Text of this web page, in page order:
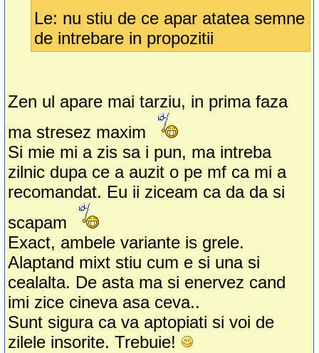
Le: nu stiu de ce apar atatea semne
de intrebare in propozitii
Zen ul apare mai tarziu, in prima faza
ma stresez maxim
Si mie mi a zis sa i pun, ma intreba
zilnic dupa ce a auzit o pe mf ca mi a
recomandat. Eu ii ziceam ca da da si
scapam
Exact, ambele variante is grele.
Alaptand mixt stiu cum e si una si
cealalta. De asta ma si enervez cand
imi zice cineva asa ceva..
Sunt sigura ca va aptopiati si voi de
zilele insorite. Trebuie!